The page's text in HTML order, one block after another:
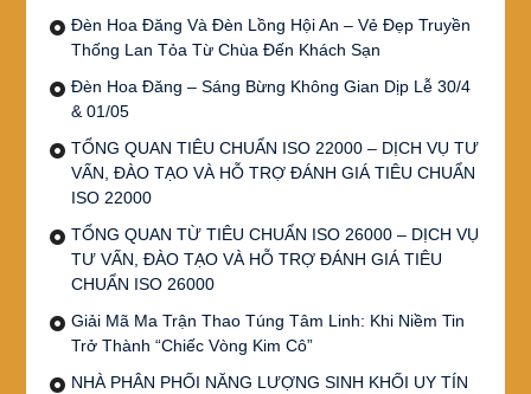
Đèn Hoa Đăng Và Đèn Lồng Hội An – Vẻ Đẹp Truyền
Thống Lan Tỏa Từ Chùa Đến Khách Sạn
Đèn Hoa Đăng – Sáng Bừng Không Gian Dịp Lễ 30/4
& 01/05
TỔNG QUAN TIÊU CHUẨN ISO 22000 – DỊCH VỤ TƯ
VẤN, ĐÀO TẠO VÀ HỖ TRỢ ĐÁNH GIÁ TIÊU CHUẨN
ISO 22000
TỔNG QUAN TỪ TIÊU CHUẨN ISO 26000 – DỊCH VỤ
TƯ VẤN, ĐÀO TẠO VÀ HỖ TRỢ ĐÁNH GIÁ TIÊU
CHUẨN ISO 26000
Giải Mã Ma Trận Thao Túng Tâm Linh: Khi Niềm Tin
Trở Thành “Chiếc Vòng Kim Cô”
NHÀ PHÂN PHỐI NĂNG LƯỢNG SINH KHỐI UY TÍN